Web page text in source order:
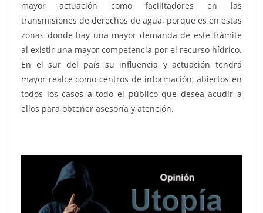
mayor actuación como facilitadores en las
transmisiones de derechos de agua, porque es en estas
zonas donde hay una mayor demanda de este trámite
al existir una mayor competencia por el recurso hídrico.
En el sur del país su influencia y actuación tendrá
mayor realce como centros de información, abiertos en
todos los casos a todo el público que desea acudir a
ellos para obtener asesoría y atención.